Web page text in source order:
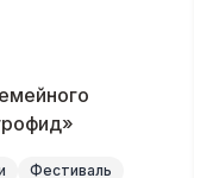
Фестиваль